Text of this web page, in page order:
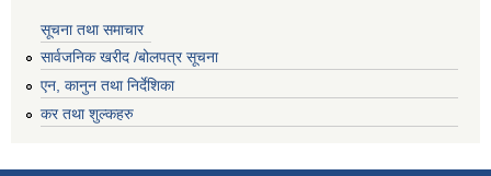
सूचना तथा समाचार
सार्वजनिक खरीद /बोलपत्र सूचना
एन, कानुन तथा निर्देशिका
कर तथा शुल्कहरु